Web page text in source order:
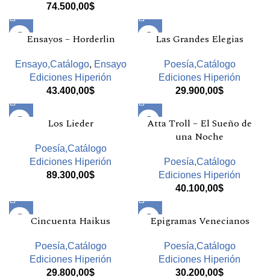
74.500,00$
Ensayos – Horderlin
Ensayo,Catálogo, Ensayo
Ediciones Hiperión
43.400,00$
Las Grandes Elegias
Poesía,Catálogo
Ediciones Hiperión
29.900,00$
Los Lieder
Poesía,Catálogo
Ediciones Hiperión
89.300,00$
Atta Troll – El Sueño de
una Noche
Poesía,Catálogo
Ediciones Hiperión
40.100,00$
Cincuenta Haikus
Poesía,Catálogo
Ediciones Hiperión
29.800,00$
Epigramas Venecianos
Poesía,Catálogo
Ediciones Hiperión
30.200,00$